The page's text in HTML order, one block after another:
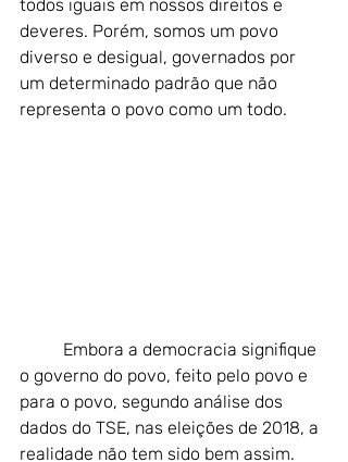
todos iguais em nossos direitos e
deveres. Porém, somos um povo
diverso e desigual, governados por
um determinado padrão que não
representa o povo como um todo.
o governo do povo, feito pelo povo e
para o povo, segundo análise dos
dados do TSE, nas eleições de 2018, a
realidade não tem sido bem assim.